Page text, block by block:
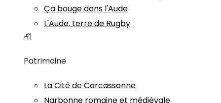
Ça bouge dans l'Aude
L'Aude, terre de Rugby
Patrimoine
La Cité de Carcassonne
Narbonne romaine et médiévale